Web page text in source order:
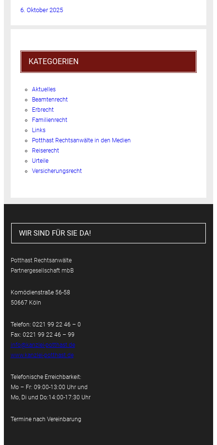
6. Oktober 2025
KATEGOERIEN
Aktuelles
Beamtenrecht
Erbrecht
Familienrecht
Links
Potthast Rechtsanwälte in den Medien
Reiserecht
Urteile
Versicherungsrecht
WIR SIND FÜR SIE DA!
Potthast Rechtsanwälte
Partnergesellschaft mbB
Komödienstraße 56-58
50667 Köln
Telefon: 0221 99 22 46 – 0
Fax: 0221 99 22 46 – 99
info@kanzlei-potthast.de
www.kanzlei-potthast.de
Telefonische Erreichbarkeit:
Mo – Fr: 09:00-13:00 Uhr und
Mo, Di und Do:14:00-17:30 Uhr
Termine nach Vereinbarung